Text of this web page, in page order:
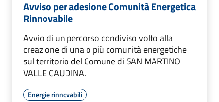
Avviso per adesione Comunità Energetica
Rinnovabile
Avvio di un percorso condiviso volto alla
creazione di una o più comunità energetiche
sul territorio del Comune di SAN MARTINO
VALLE CAUDINA.
Energie rinnovabili